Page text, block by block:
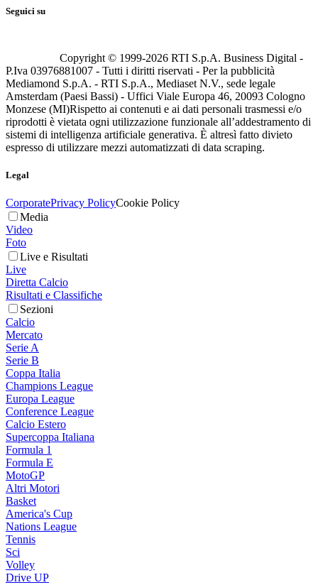
Seguici su
Copyright © 1999-2026 RTI S.p.A. Business Digital -
P.Iva 03976881007 - Tutti i diritti riservati - Per la pubblicità
Mediamond S.p.A. - RTI S.p.A., Mediaset N.V., sede legale
Amsterdam (Paesi Bassi) - Uffici Viale Europa 46, 20093 Cologno
Monzese (MI)Rispetto ai contenuti e ai dati personali trasmessi e/o
riprodotti è vietata ogni utilizzazione funzionale all’addestramento di
sistemi di intelligenza artificiale generativa. È altresì fatto divieto
espresso di utilizzare mezzi automatizzati di data scraping.
Legal
CorporatePrivacy PolicyCookie Policy
Media
Video
Foto
Live e Risultati
Live
Diretta Calcio
Risultati e Classifiche
Sezioni
Calcio
Mercato
Serie A
Serie B
Coppa Italia
Champions League
Europa League
Conference League
Calcio Estero
Supercoppa Italiana
Formula 1
Formula E
MotoGP
Altri Motori
Basket
America's Cup
Nations League
Tennis
Sci
Volley
Drive UP